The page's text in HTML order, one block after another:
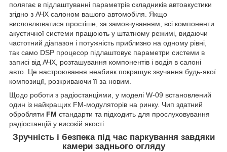
полягає в підлаштуванні параметрів складників автоакустики
згідно з АЧХ салоном вашого автомобіля. Якщо
висловлюватися простіше, за замовчуванням, всі компоненти
акустичної системи працюють у штатному режимі, видаючи
частотний діапазон і потужність приблизно на одному рівні,
так само DSP процесор підлаштовує параметри системи в
записі від АЧХ, розташування компонентів і водія в салоні
авто. Це настроювання неабияк покращує звучання будь-якої
композиції, розкриваючи її за новим.
Щодо роботи з радіостанціями, у моделі W-09 встановлений
один із найкращих FM-модуляторів на ринку. Чип здатний
обробляти FM стандарти та підходить для прослуховування
радіостанцій у високій якості.
Зручність і безпека під час паркування завдяки
камери заднього огляду